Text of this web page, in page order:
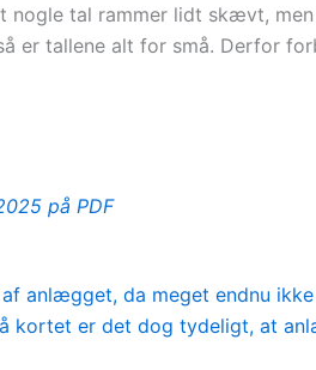
nogle tal rammer lidt skævt,
er tallene alt for små. Derfor
på PDF